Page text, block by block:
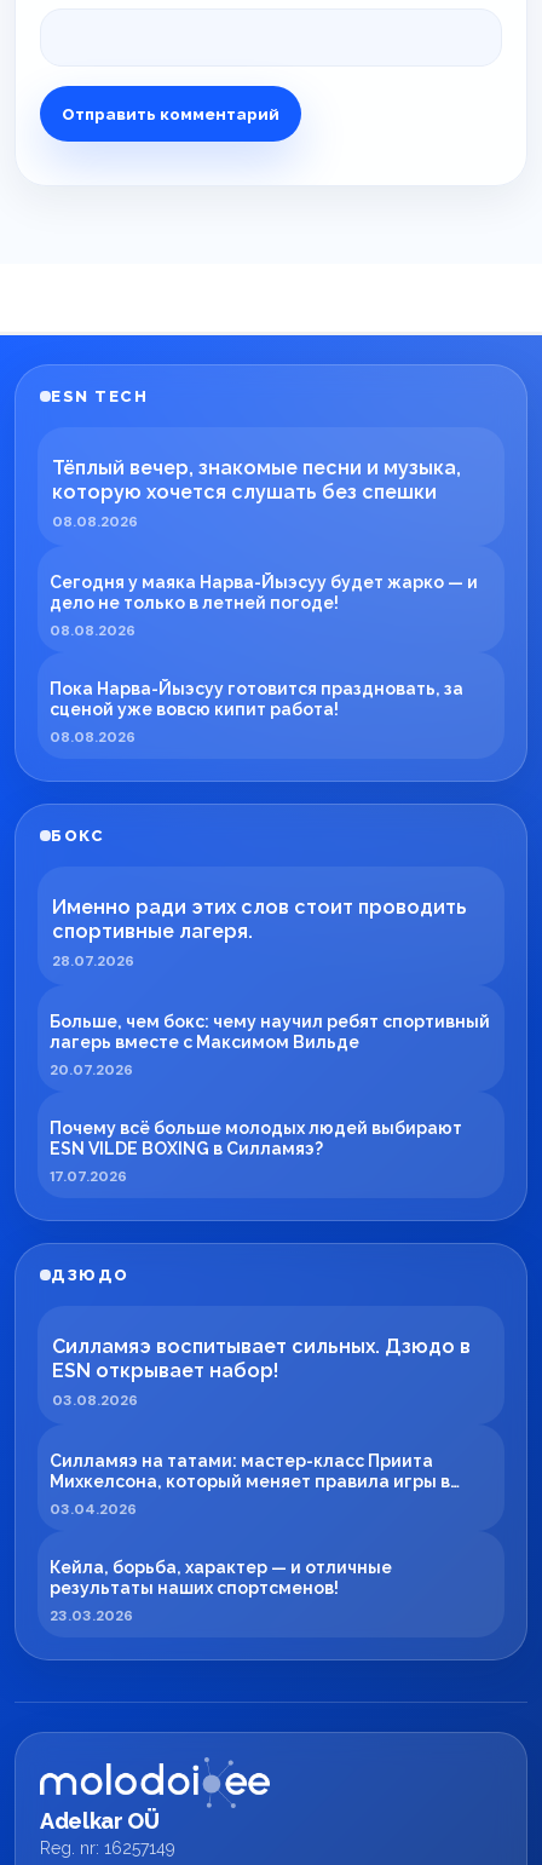
ESN TECH
Тёплый вечер, знакомые песни и музыка,
которую хочется слушать без спешки
08.08.2026
Сегодня у маяка Нарва-Йыэсуу будет жарко — и
дело не только в летней погоде!
08.08.2026
Пока Нарва-Йыэсуу готовится праздновать, за
сценой уже вовсю кипит работа!
08.08.2026
БОКС
Именно ради этих слов стоит проводить
спортивные лагеря.
28.07.2026
Больше, чем бокс: чему научил ребят спортивный
лагерь вместе с Максимом Вильде
20.07.2026
Почему всё больше молодых людей выбирают
ESN VILDE BOXING в Силламяэ?
17.07.2026
ДЗЮДО
Силламяэ воспитывает сильных. Дзюдо в
ESN открывает набор!
03.08.2026
Силламяэ на татами: мастер-класс Приита
Михкелсона, который меняет правила игры в
регионе
03.04.2026
Кейла, борьба, характер — и отличные
результаты наших спортсменов!
23.03.2026
Adelkar OÜ
Reg. nr: 16257149